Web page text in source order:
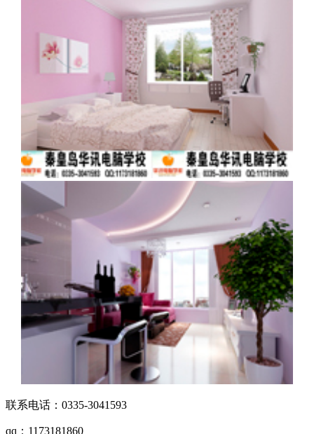
联系电话：0335-3041593
qq：1173181860